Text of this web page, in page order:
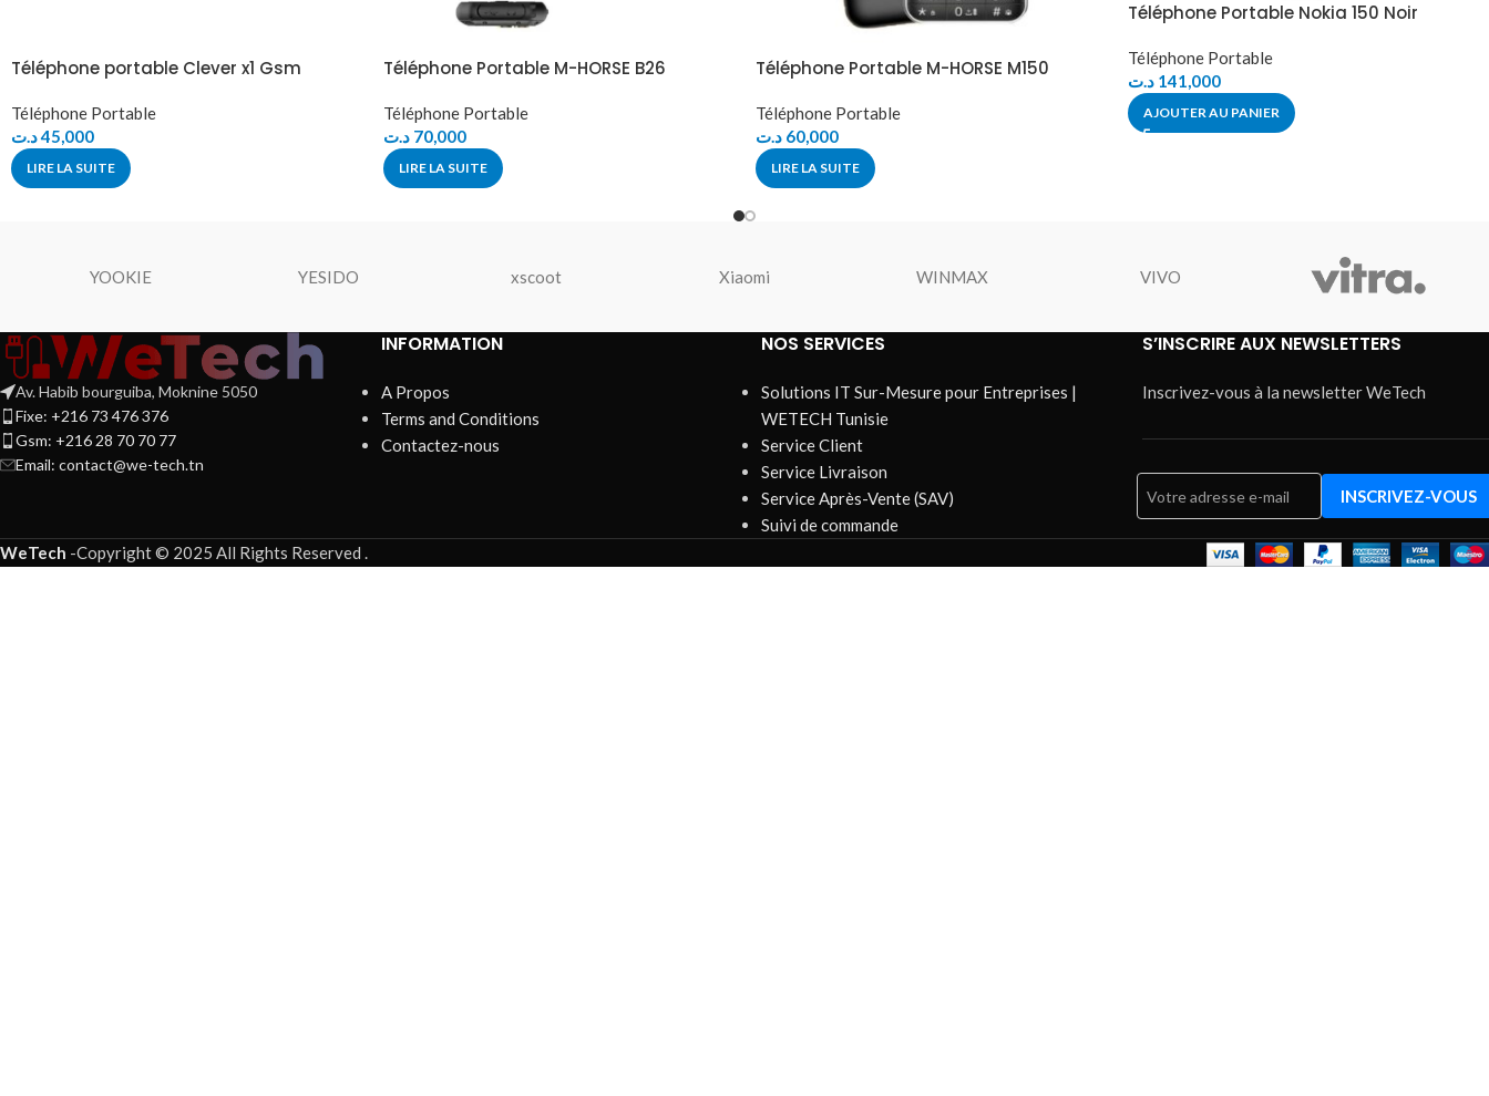
Téléphone portable Clever x1 Gsm
Téléphone Portable
45,000د.ت
LIRE LA SUITE
Téléphone Portable M-HORSE B26
Téléphone Portable
70,000 د.ت
LIRE LA SUITE
Téléphone Portable M-HORSE M150
Téléphone Portable
60,000 د.ت
LIRE LA SUITE
Téléphone Portable Nokia 150 Noir
Téléphone Portable
141,000 د.ت
AJOUTER AU PANIER
YOOKIE YESIDO xscoot Xiaomi WINMAX VIVO
Av. Habib bourguiba, Moknine 5050
Fixe: +216 73 476 376
Gsm: +216 28 70 70 77
Email: contact@we-tech.tn
INFORMATION
A Propos
Terms and Conditions
Contactez-nous
NOS SERVICES
Solutions IT Sur-Mesure pour Entreprises |
WETECH Tunisie
Service Client
Service Livraison
Service Après-Vente (SAV)
Suivi de commande
S’INSCRIRE AUX NEWSLETTERS
Inscrivez-vous à la newsletter WeTech
WeTech -Copyright © 2025 All Rights Reserved .